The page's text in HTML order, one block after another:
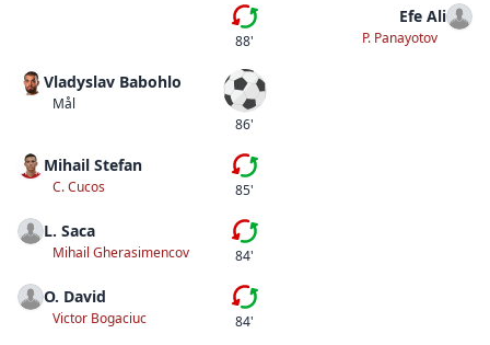
Byte
88'
Efe Ali
P. Panayotov
Vladyslav Babohlo
Mål Mål
86'
Mihail Stefan
C. Cucos
Byte
85'
L. Saca
Mihail Gherasimencov
Byte
84'
O. David
Victor Bogaciuc
Byte
84'